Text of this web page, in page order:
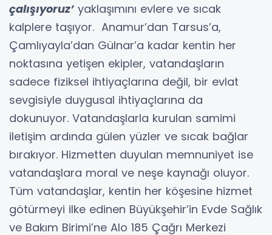
çalışıyoruz’ yaklaşımını evlere ve sıcak
kalplere taşıyor. Anamur’dan Tarsus’a,
Çamlıyayla’dan Gülnar’a kadar kentin her
noktasına yetişen ekipler, vatandaşların
sadece fiziksel ihtiyaçlarına değil, bir evlat
sevgisiyle duygusal ihtiyaçlarına da
dokunuyor. Vatandaşlarla kurulan samimi
iletişim ardında gülen yüzler ve sıcak bağlar
bırakıyor. Hizmetten duyulan memnuniyet ise
vatandaşlara moral ve neşe kaynağı oluyor.
Tüm vatandaşlar, kentin her köşesine hizmet
götürmeyi ilke edinen Büyükşehir’in Evde Sağlık
ve Bakım Birimi’ne Alo 185 Çağrı Merkezi